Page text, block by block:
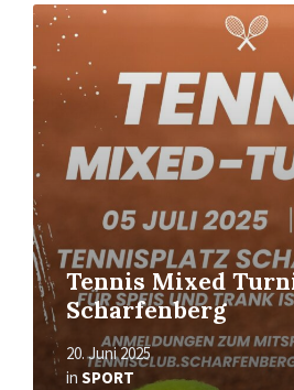
Tennis Mixed
Scharfenberg
20. Juni 2025
in SPORT
Mehr
erfahren